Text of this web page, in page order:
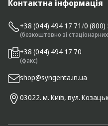
Контактна інформація
+38 (044) 494 17 71/0 (800)
(безкоштовно зі
+38 (044) 494 17 70
(факс)
shop@syngenta.in.ua
03022. м. Київ, вул.